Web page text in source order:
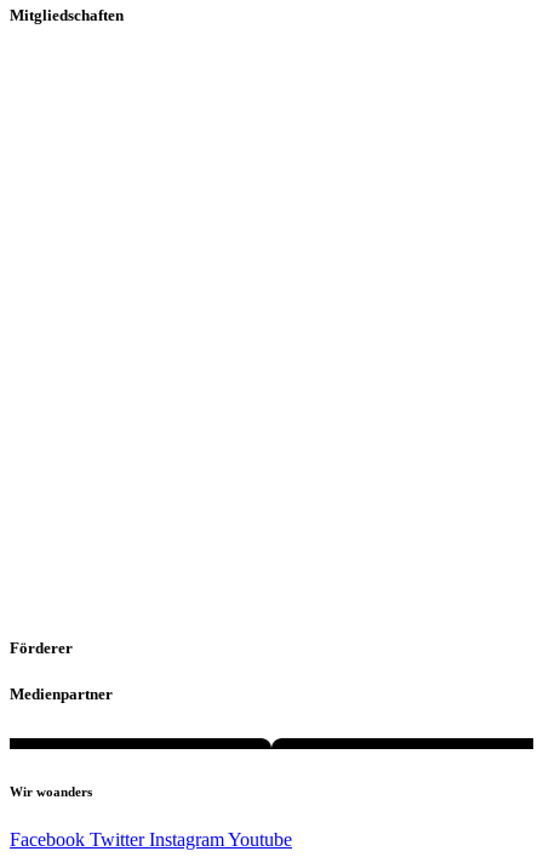
Mitgliedschaften
Förderer
Medienpartner
Wir woanders
Facebook Twitter InstagramYoutube